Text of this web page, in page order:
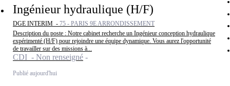
Ingénieur hydraulique (H/F)
DGE INTERIM - 75 - PARIS 9E ARRONDISSEMENT
Description du poste : Notre cabinet recherche un Ingénieur conception hydraulique
expérimenté (H/F) pour rejoindre une équipe dynamique. Vous aurez l'opportunité
de travailler sur des missions à...
CDI - Non renseigné
Publié aujourd'hui